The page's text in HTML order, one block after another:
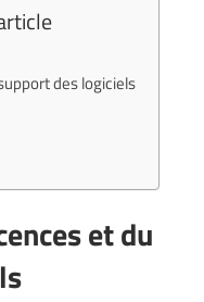
des logiciels
et du